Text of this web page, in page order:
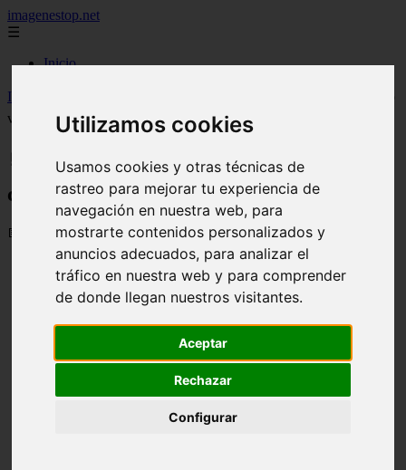
Utilizamos cookies
Usamos cookies y otras técnicas de
rastreo para mejorar tu experiencia de
navegación en nuestra web, para
mostrarte contenidos personalizados y
anuncios adecuados, para analizar el
tráfico en nuestra web y para comprender
de donde llegan nuestros visitantes.
Aceptar
Rechazar
Configurar
imagenestop.net
☰
Inicio
Inicio
vidas
🛒❤️ Una idea sencilla que está
cambiando vidas
📅 12/06/2026